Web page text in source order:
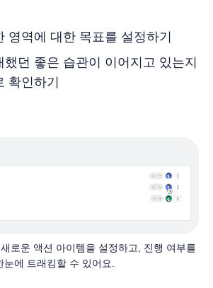
영역에 대한 목표를 설정하기
했던 좋은 습관이 이어지고 있는지
확인하기
로운 액션 아이템을 설정하고, 진행 여부를
눈에 트래킹할 수 있어요.